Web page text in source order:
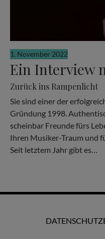
1. November 2022
Ein Interview
Zurück ins Rampenlicht
Sie sind einer der
Gründung 1998.
scheinbar Freunde fürs
Ihren Musiker-Traum und
Seit letztem Jahr gibt es…